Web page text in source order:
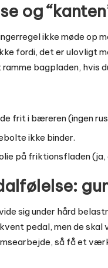
og
ikke møde op
fordi, det er ulovligt
bagpladen, hvis
frit i bæreren (ingen
ikke binder.
på friktionsfladen (ja,
sig under hård
pedal, men de
så få et